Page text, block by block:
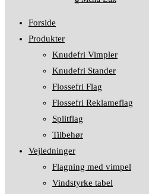
Forside
Produkter
Knudefri Vimpler
Knudefri Stander
Flossefri Flag
Flossefri Reklameflag
Splitflag
Tilbehør
Vejledninger
Flagning med vimpel
Vindstyrke tabel